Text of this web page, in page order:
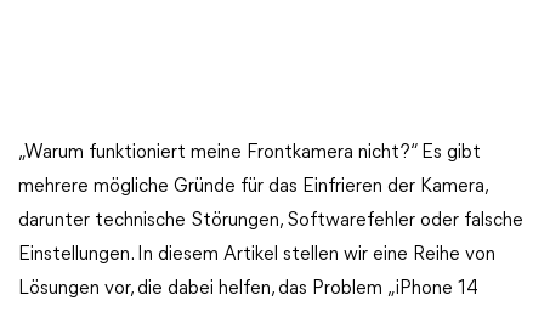
„Warum funktioniert meine Frontkamera nicht?“ Es gibt
mehrere mögliche Gründe für das Einfrieren der Kamera,
darunter technische Störungen, Softwarefehler oder falsche
Einstellungen. In diesem Artikel stellen wir eine Reihe von
Lösungen vor, die dabei helfen, das Problem „iPhone 14